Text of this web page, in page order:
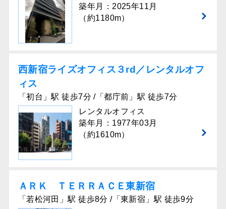
築年月：2025年11月
（約1180m）
西新宿ライズオフィス３rd／レンタルオフ
ィス
「初台」駅 徒歩7分 /「都庁前」駅 徒歩7分
レンタルオフィス
築年月：1977年03月
（約1610m）
ＡＲＫ ＴＥＲＲＡＣＥ東新宿
「若松河田」駅 徒歩8分 /「東新宿」駅 徒歩9分